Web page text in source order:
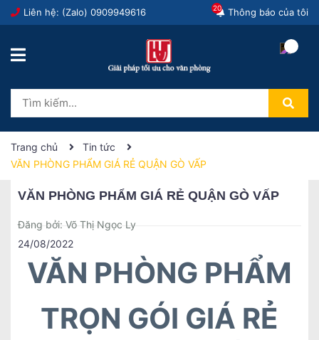
Liên hệ: (Zalo) 0909949616 Thông báo của tôi
20
Trang chủ
Tin tức
VĂN PHÒNG PHẨM GIÁ RẺ QUẬN GÒ VẤP
VĂN PHÒNG PHẨM GIÁ RẺ QUẬN GÒ VẤP
Đăng bởi: Võ Thị Ngọc Ly
24/08/2022
VĂN PHÒNG PHẨM
TRỌN GÓI GIÁ RẺ